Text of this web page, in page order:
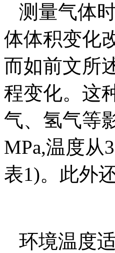
测量气体
体体积变化
而如前文所
程变化。这
气、氢气等
MPa,温度从
表1)。此外
环境温度